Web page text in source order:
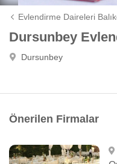
Evlendirme Daireleri
Dursunbey
Dursunbey
Önerilen Firmalar